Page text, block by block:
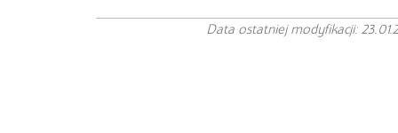
Data ostatniej modyfikacji: